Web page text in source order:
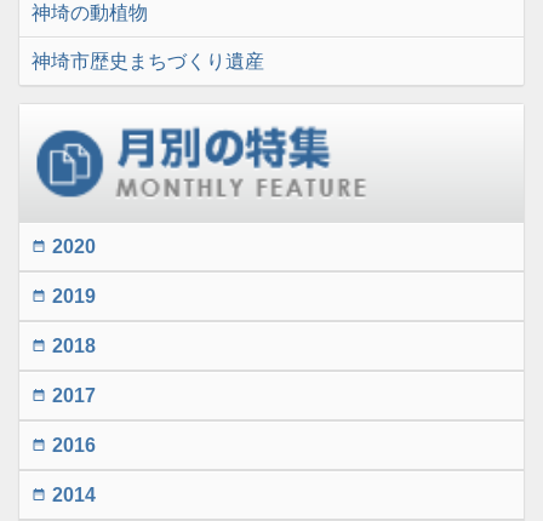
神埼の動植物
神埼市歴史まちづくり遺産
date_range 2020
date_range 2019
date_range 2018
date_range 2017
date_range 2016
date_range 2014